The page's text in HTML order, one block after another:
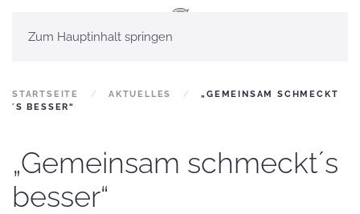
Zum Hauptinhalt springen
STARTSEITE AKTUELLES
„GEMEINSAM SCHMECKT
´S BESSER“
„Gemeinsam schmeckt´s
besser“